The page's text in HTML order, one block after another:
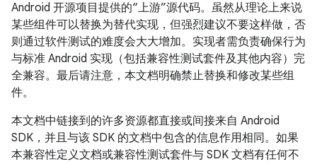
Android 开源项目提供的“上游”源代码。虽然从理论上来说
某些组件可以替换为替代实现，但强烈建议不要这样做，否
则通过软件测试的难度会大大增加。实现者需负责确保行为
与标准 Android 实现（包括兼容性测试套件及其他内容）完
全兼容。最后请注意，本文档明确禁止替换和修改某些组
件。
本文档中链接到的许多资源都直接或间接来自 Android
SDK，并且与该 SDK 的文档中包含的信息作用相同。如果
本兼容性定义文档或兼容性测试套件与 SDK 文档有任何不